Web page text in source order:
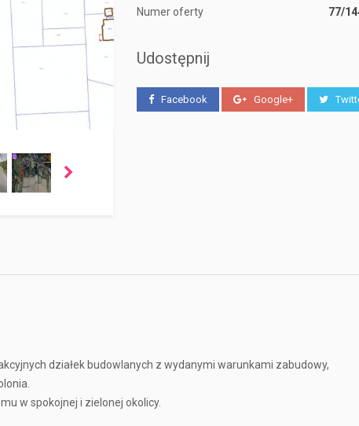
Numer oferty 77/
Udostępnij
Facebook Google+
działek budowlanych z wydanymi warunkami zabudowy,
w spokojnej i zielonej okolicy.